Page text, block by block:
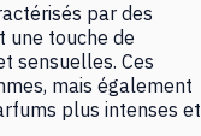
par des
une touche de
sensuelles. Ces
mais également
plus intenses et